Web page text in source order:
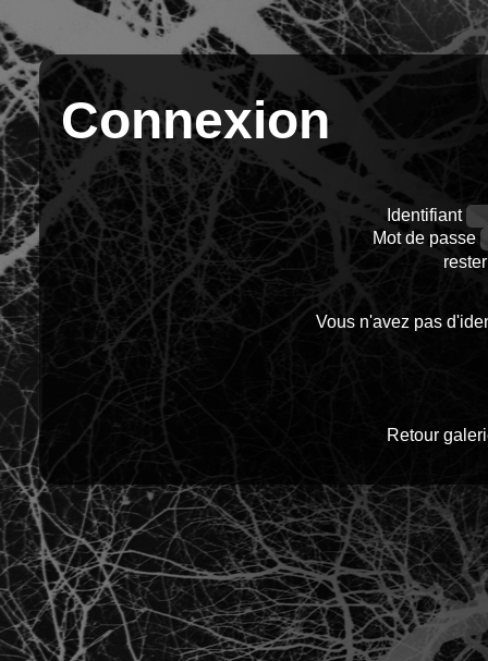
Connexion
Identifiant
Mot de passe
Vous n'avez pas
Retour